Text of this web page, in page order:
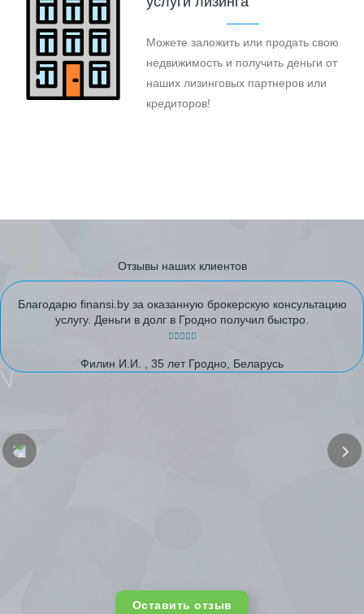
Можете заложить или продать свою
недвижимость и получить деньги от
наших лизинговых партнеров или
кредиторов!
Отзывы наших клиентов
Благодарю finansi.by за оказанную брокерскую консультацию
услугу. Деньги в долг в Гродно получил быстро.
Филин И.И. , 35 лет Гродно, Беларусь
Оставить отзыв